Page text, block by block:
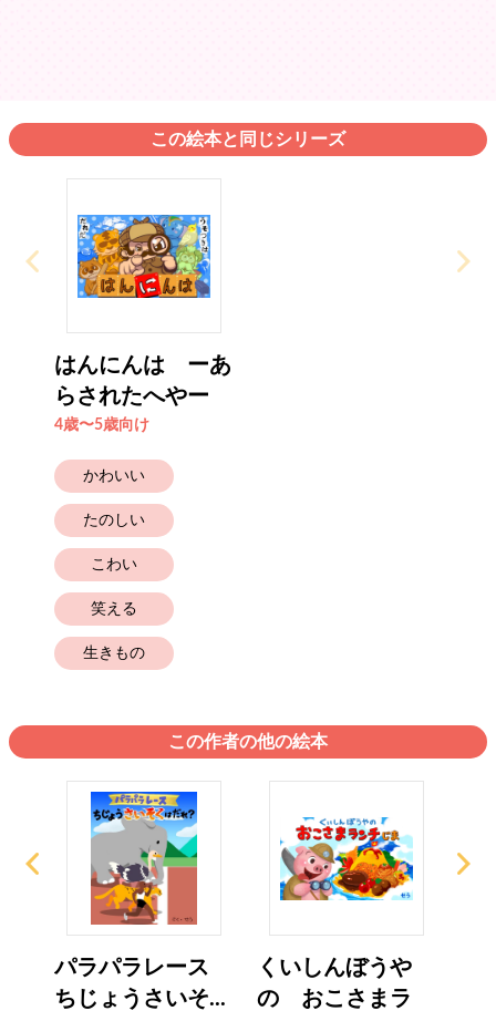
この絵本と同じシリーズ
はんにんは ーあ
らされたへやー
4歳〜5歳向け
かわいい
たのしい
こわい
笑える
生きもの
この作者の他の絵本
パラパラレース
ちじょうさいそ...
くいしんぼうや
の おこさまラ